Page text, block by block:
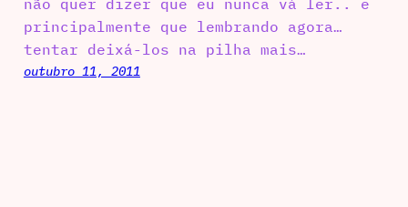
principalmente que lembrando agora…
tentar deixá-los na pilha mais…
outubro 11, 2011